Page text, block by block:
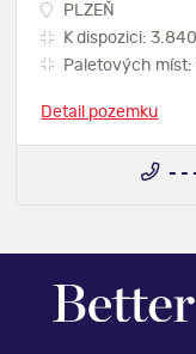
PLZEŇ
K dispozici:
Paletových
Detail pozemku
- -